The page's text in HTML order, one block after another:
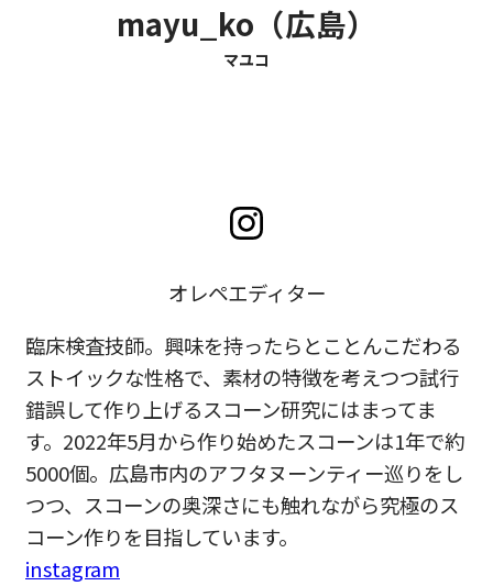
mayu_ko（広島）
マユコ
オレペエディター
臨床検査技師。興味を持ったらとことんこだわる
ストイックな性格で、素材の特徴を考えつつ試行
錯誤して作り上げるスコーン研究にはまってま
す。2022年5月から作り始めたスコーンは1年で約
5000個。広島市内のアフタヌーンティー巡りをし
つつ、スコーンの奥深さにも触れながら究極のス
コーン作りを目指しています。
instagram